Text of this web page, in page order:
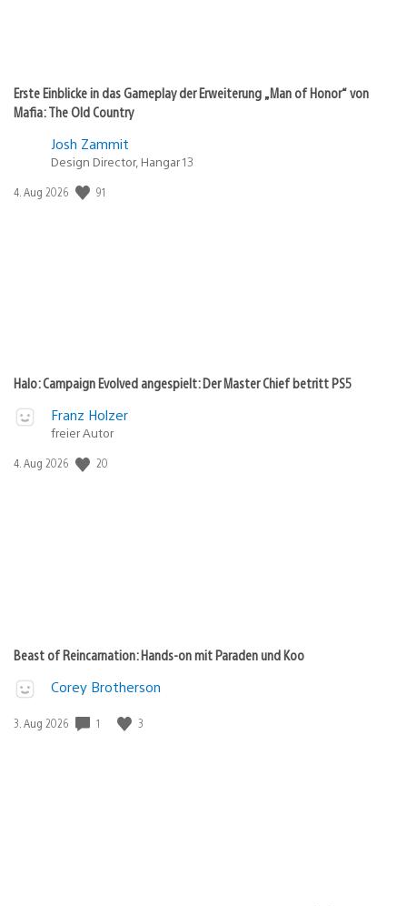
Erste Einblicke in das Gameplay der Erweiterung „Man of Honor“ von
Mafia: The Old Country
Josh Zammit
Design Director, Hangar 13
Veröffentlichungsdatum:
4. Aug 2026 91
Halo: Campaign Evolved angespielt: Der Master Chief betritt PS5
Franz Holzer
freier Autor
Veröffentlichungsdatum:
4. Aug 2026 20
Beast of Reincarnation: Hands-on mit Paraden und Koo
Corey Brotherson
Veröffentlichungsdatum:
3. Aug 2026 1 3